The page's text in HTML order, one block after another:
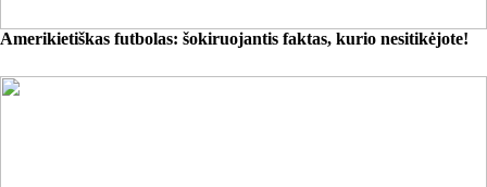
Amerikietiškas futbolas: šokiruojantis faktas, kurio nesitikėjote!